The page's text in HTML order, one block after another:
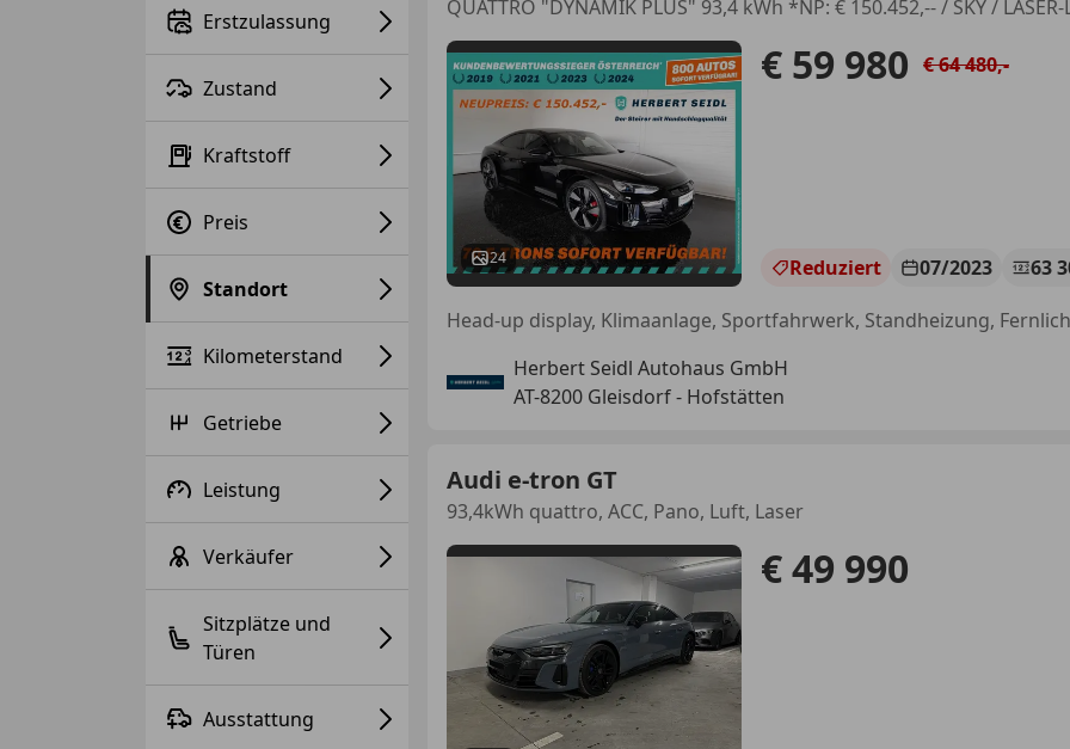
Erstzulassung
Zustand
Kraftstoff
Preis
Standort
Kilometerstand
Getriebe
Leistung
Verkäufer
Sitzplätze und
Türen
Ausstattung
24
€ 59 980 € 64 480,-
Reduziert 07/2023 63
Herbert Seidl Autohaus GmbH
AT-8200 Gleisdorf - Hofstätten
Audi e-tron GT
93,4kWh quattro, ACC, Pano, Luft, Laser
€ 49 990